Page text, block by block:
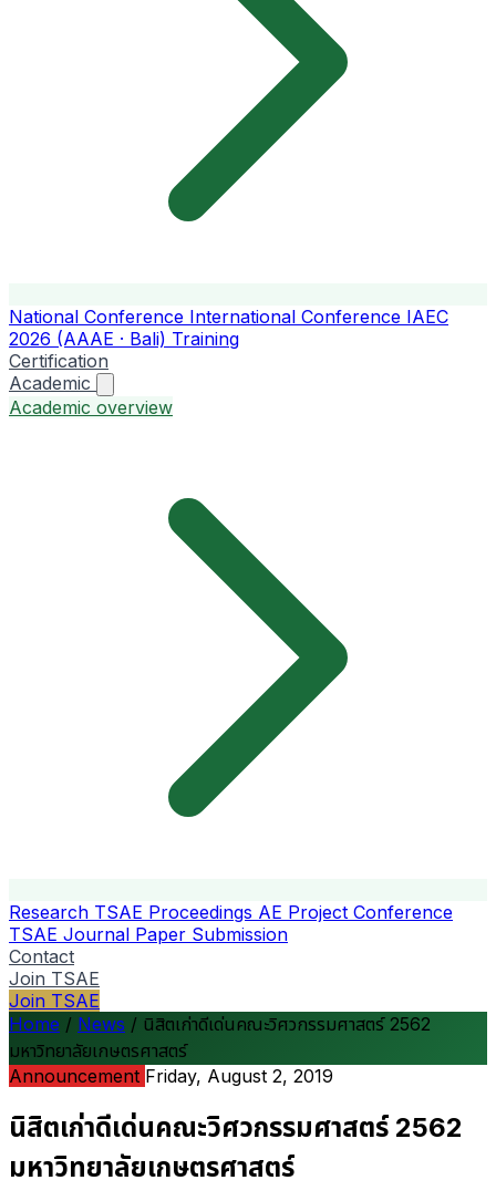
National Conference International Conference IAEC
2026 (AAAE · Bali) Training
Certification
Academic
Academic overview
Research TSAE Proceedings AE Project Conference
TSAE Journal Paper Submission
Contact
Join TSAE
Join TSAE
Home / News / นิสิตเก่าดีเด่นคณะวิศวกรรมศาสตร์ 2562
มหาวิทยาลัยเกษตรศาสตร์
Announcement Friday, August 2, 2019
นิสิตเก่าดีเด่นคณะวิศวกรรมศาสตร์ 2562
มหาวิทยาลัยเกษตรศาสตร์